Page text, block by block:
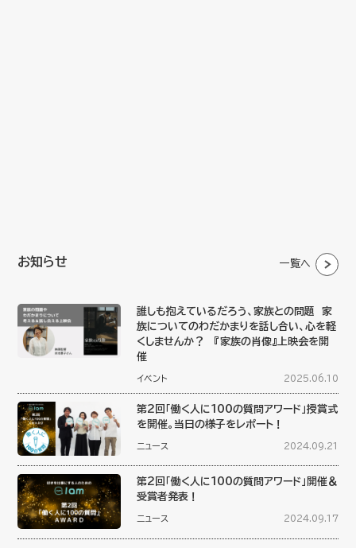
お知らせ 一覧へ
誰しも抱えているだろう、家族との問題 家
族についてのわだかまりを話し合い、心を軽
くしませんか？ 『家族の肖像』上映会を開
催
イベント 2025.06.10
第2回「働く人に100の質問アワード」授賞式
を開催。当日の様子をレポート！
ニュース 2024.09.21
第2回「働く人に100の質問アワード」開催＆
受賞者発表！
ニュース 2024.09.17